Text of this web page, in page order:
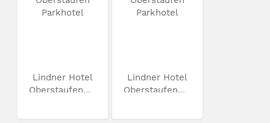
Lindner Hotel
Oberstaufen...
Lindner Hotel
Oberstaufen...